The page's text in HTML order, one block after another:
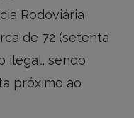
Rodoviária
de 72 (setenta
ilegal, sendo
próximo ao